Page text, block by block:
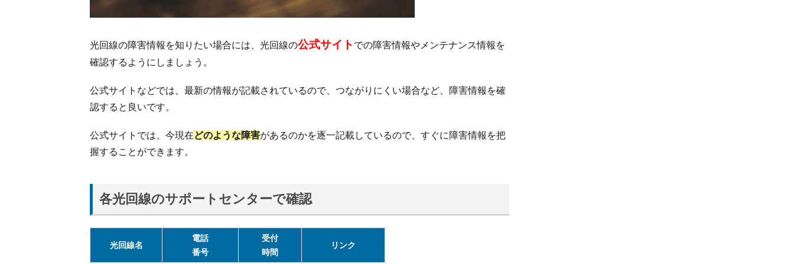
が
き
時
対
処
法
2.1.
で待
2.2.
手順
光回線の障害情報を知りたい場合には、光回線の公式サイト での障害情報やメンテナンス情報を
確認するようにしましょう。
公式サイトなどでは、最新の情報が記載されているので、つながりにくい場合など、障害情報を確
認すると良いです。
公式サイトでは、今現在どのような障害があるのかを逐一記載しているので、すぐに障害情報を把
握することができます。
各光回線のサポートセンターで確認
光回線名
電話
番号
受付
時間
リンク